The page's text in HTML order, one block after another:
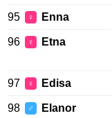
95 ♀ Enna
96 ♀ Etna
97 ♀ Edisa
98 ♂ Elanor